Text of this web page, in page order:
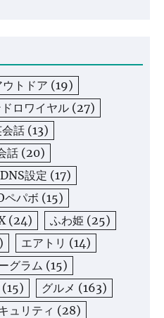
トドア (19)
ロワイヤル (27)
話 (13)
話 (20)
DNS設定 (17)
ペパボ (15)
(24) ふわ姫 (25)
エアトリ (14)
グラム (15)
(15) グルメ (163)
ュリティ (28)